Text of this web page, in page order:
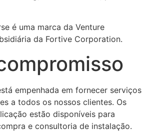
é uma marca da Venture
da Fortive Corporation.
empenhada em fornecer serviços
a todos os nossos clientes. Os
estão disponíveis para
e consultoria de instalação.